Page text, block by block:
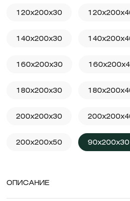
120x200x30
140x200x30
160x200x30
180x200x30
200x200x30
200x200x50 90x200x30
ОПИСАНИЕ